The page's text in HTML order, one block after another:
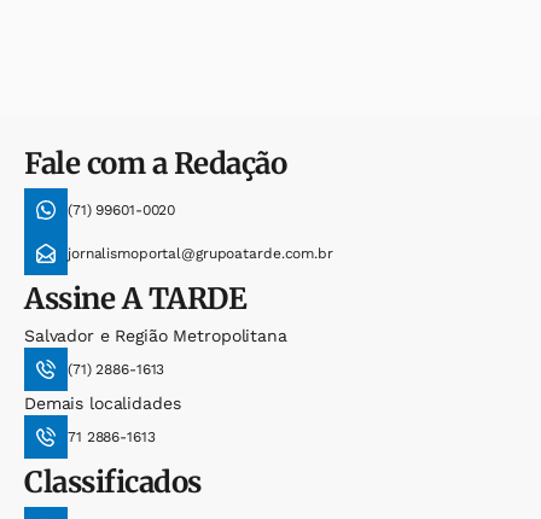
Fale com a Redação
(71) 99601-0020
jornalismoportal@grupoatarde.com.br
AssineA TARDE
Salvador e Região Metropolitana
(71) 2886-1613
Demais localidades
71 2886-1613
Classificados